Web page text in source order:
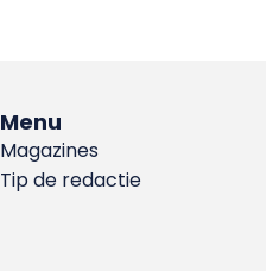
Menu
Magazines
Tip de redactie